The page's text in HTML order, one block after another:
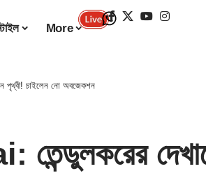
More
পৃথ্বী! চাইলেন নো অবজেকশন